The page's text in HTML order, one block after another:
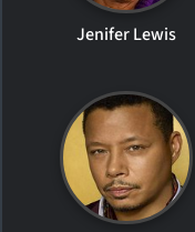
Jenifer Lewis